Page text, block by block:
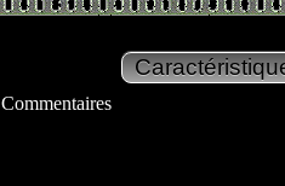
Commentaires